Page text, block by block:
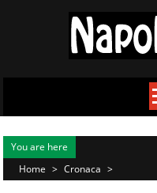
You are here
Home > Cronaca >